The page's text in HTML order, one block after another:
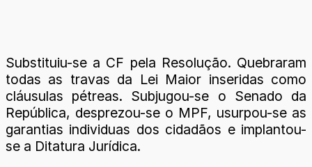
Substituiu-se a CF pela Resolução. Quebraram
todas as travas da Lei Maior inseridas como
cláusulas pétreas. Subjugou-se o Senado da
República, desprezou-se o MPF, usurpou-se as
garantias individuas dos cidadãos e implantou-
se a Ditatura Jurídica.